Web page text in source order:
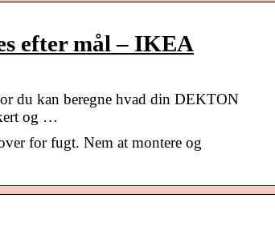
efter mål – IKEA
du kan beregne hvad din DEKTON
og …
for fugt. Nem at montere og